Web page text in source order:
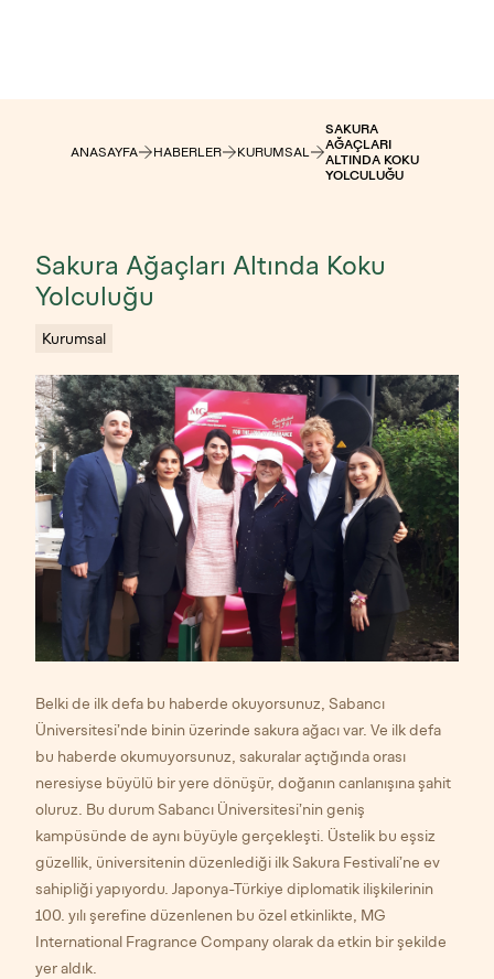
ANASAYFA HABERLER KURUMSAL
SAKURA
AĞAÇLARI
ALTINDA KOKU
YOLCULUĞU
Sakura Ağaçları Altında Koku
Yolculuğu
Kurumsal
Belki de ilk defa bu haberde okuyorsunuz, Sabancı
Üniversitesi’nde binin üzerinde sakura ağacı var. Ve ilk defa
bu haberde okumuyorsunuz, sakuralar açtığında orası
neresiyse büyülü bir yere dönüşür, doğanın canlanışına şahit
oluruz. Bu durum Sabancı Üniversitesi’nin geniş
kampüsünde de aynı büyüyle gerçekleşti. Üstelik bu eşsiz
güzellik, üniversitenin düzenlediği ilk Sakura Festivali’ne ev
sahipliği yapıyordu. Japonya-Türkiye diplomatik ilişkilerinin
100. yılı şerefine düzenlenen bu özel etkinlikte, MG
International Fragrance Company olarak da etkin bir şekilde
yer aldık.